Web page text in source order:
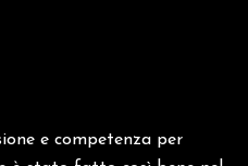
e competenza per